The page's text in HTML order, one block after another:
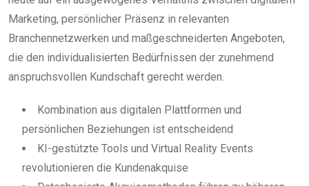
Marketing, persönlicher Präsenz in relevanten
Branchennetzwerken und maßgeschneiderten Angeboten,
die den individualisierten Bedürfnissen der zunehmend
anspruchsvollen Kundschaft gerecht werden.
Kombination aus digitalen Plattformen und
persönlichen Beziehungen ist entscheidend
KI-gestützte Tools und Virtual Reality Events
revolutionieren die Kundenakquise